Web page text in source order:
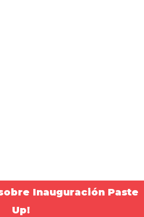
Inauguración Paste
Up!